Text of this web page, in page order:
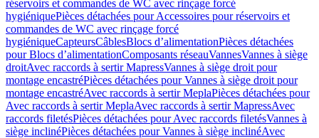
réservoirs et commandes de WC avec rinçage forcé
hygiéniquePièces détachées pour Accessoires pour réservoirs et
commandes de WC avec rinçage forcé
hygiéniqueCapteursCâblesBlocs d’alimentationPièces détachées
pour Blocs d’alimentationComposants réseauVannesVannes à siège
droitAvec raccords à sertir MapressVannes à siège droit pour
montage encastréPièces détachées pour Vannes à siège droit pour
montage encastréAvec raccords à sertir MeplaPièces détachées pour
Avec raccords à sertir MeplaAvec raccords à sertir MapressAvec
raccords filetésPièces détachées pour Avec raccords filetésVannes à
siège inclinéPièces détachées pour Vannes à siège inclinéAvec